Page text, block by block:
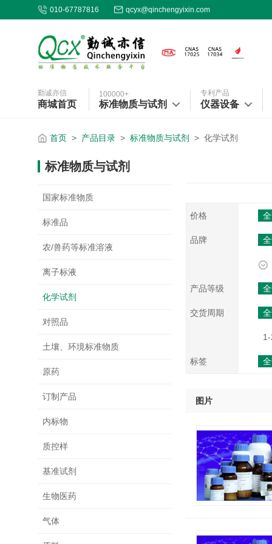
010-67787816 qcyx@qinchengyixin.com
勤诚亦信
商城首页
100000+
标准物质与试剂
专利产品
仪器设备
首页 > 产品目录 > 标准物质与试剂 > 化学试剂
标准物质与试剂
国家标准物质
标准品
农/兽药等标准溶液
离子标液
化学试剂
对照品
土壤、环境标准物质
原药
订制产品
内标物
质控样
基准试剂
生物医药
气体
价格
品牌
产品等级
交货周期
标签
图片